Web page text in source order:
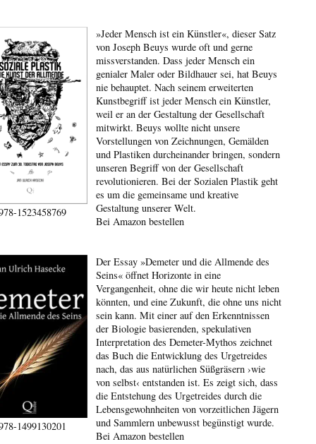
1523458769
»Jeder Mensch ist ein Künstler«, dieser Satz
von Joseph Beuys wurde oft und gerne
missverstanden. Dass jeder Mensch ein
genialer Maler oder Bildhauer sei, hat Beuys
nie behauptet. Nach seinem erweiterten
Kunstbegriff ist jeder Mensch ein Künstler,
weil er an der Gestaltung der Gesellschaft
mitwirkt. Beuys wollte nicht unsere
Vorstellungen von Zeichnungen, Gemälden
und Plastiken durcheinander bringen, sondern
unseren Begriff von der Gesellschaft
revolutionieren. Bei der Sozialen Plastik geht
es um die gemeinsame und kreative
Gestaltung unserer Welt.
Bei Amazon bestellen
1499130201
Der Essay »Demeter und die Allmende des
Seins« öffnet Horizonte in eine
Vergangenheit, ohne die wir heute nicht leben
könnten, und eine Zukunft, die ohne uns nicht
sein kann. Mit einer auf den Erkenntnissen
der Biologie basierenden, spekulativen
Interpretation des Demeter-Mythos zeichnet
das Buch die Entwicklung des Urgetreides
nach, das aus natürlichen Süßgräsern ›wie
von selbst‹ entstanden ist. Es zeigt sich, dass
die Entstehung des Urgetreides durch die
Lebensgewohnheiten von vorzeitlichen Jägern
und Sammlern unbewusst begünstigt wurde.
Bei Amazon bestellen